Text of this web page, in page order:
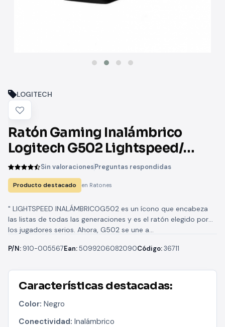
LOGITECH
Ratón Gaming Inalámbrico
Logitech G502 Lightspeed/
Batería recargable/Hasta 25600
DPI
Sin valoracionesPreguntas respondidas
Producto destacado en Ratones
" LIGHTSPEED INALÁMBRICOG502 es un ícono que encabeza
las listas de todas las generaciones y es el ratón elegido por
los jugadores serios. Ahora, G502 se une a...
P/N: 910-005567Ean:5099206082090Código:36711
Características destacadas:
Color: Negro
Conectividad: Inalámbrico